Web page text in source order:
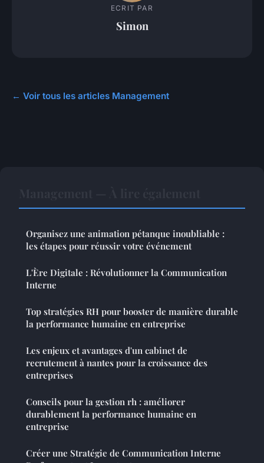
ECRIT PAR
Simon
← Voir tous les articles Management
Organisez une animation pétanque inoubliable :
les étapes pour réussir votre événement
L'Ère Digitale : Révolutionner la Communication
Interne
Top stratégies RH pour booster de manière durable
la performance humaine en entreprise
Les enjeux et avantages d'un cabinet de
recrutement à nantes pour la croissance des
entreprises
Conseils pour la gestion rh : améliorer
durablement la performance humaine en
entreprise
Créer une Stratégie de Communication Interne